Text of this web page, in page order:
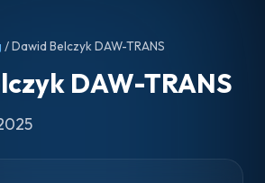
/ Dawid Belczyk DAW-TRANS
DAW-TRANS